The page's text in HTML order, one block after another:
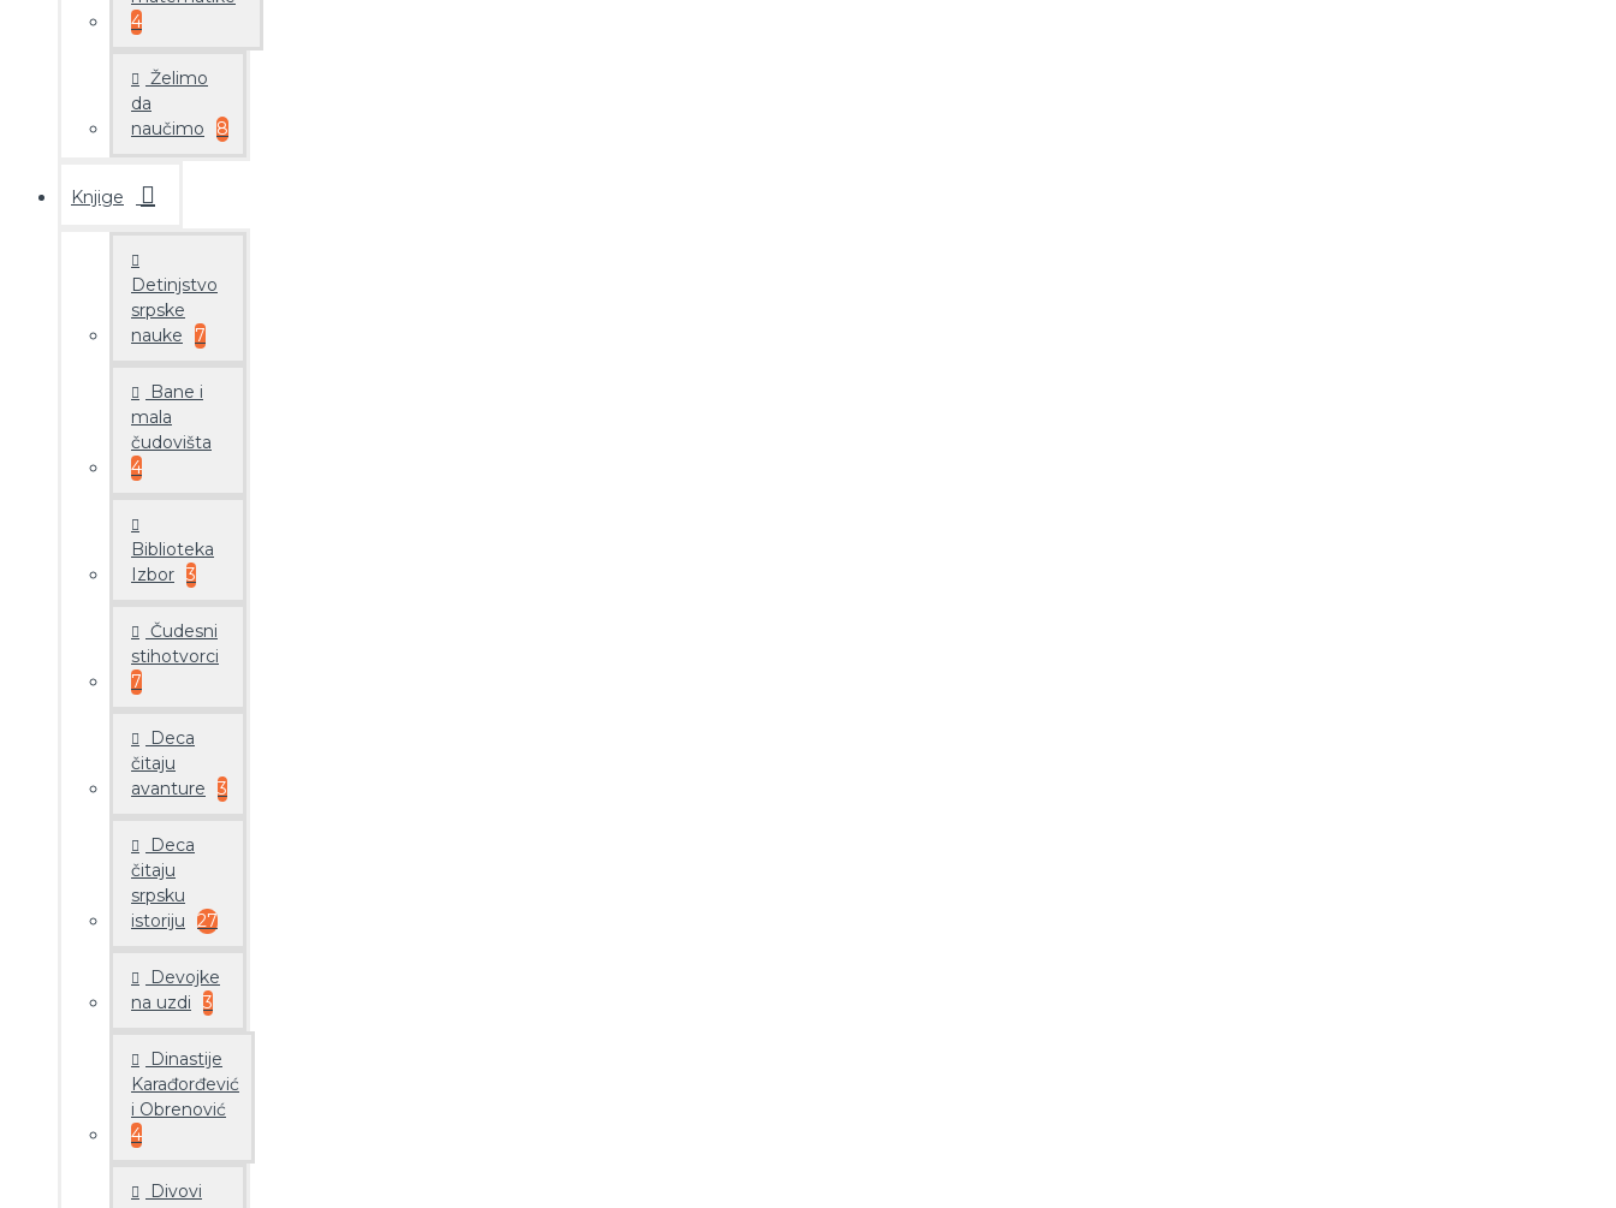
4
Želimo
da
naučimo
8
Knjige
Detinjstvo
srpske
nauke
7
Bane i
mala
čudovišta
4
Biblioteka
Izbor 3
Čudesni
stihotvorci
7
Deca
čitaju
avanture
3
Deca
čitaju
srpsku
istoriju
27
Devojke
na uzdi
3
Dinastije
Karađorđević
i Obrenović
4
Divovi